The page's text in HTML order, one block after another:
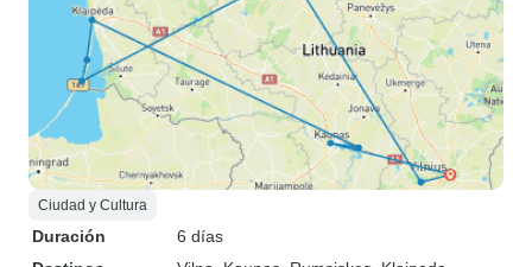
Ciudad y Cultura
Duración
6 días